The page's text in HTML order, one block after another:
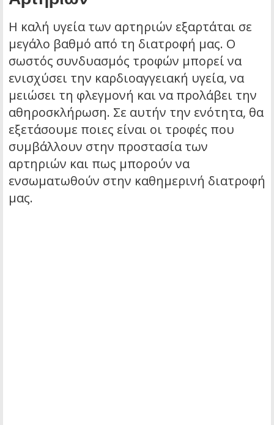
Η καλή υγεία των αρτηριών εξαρτάται σε
μεγάλο βαθμό από τη διατροφή μας. Ο
σωστός συνδυασμός τροφών μπορεί να
ενισχύσει την καρδιοαγγειακή υγεία, να
μειώσει τη φλεγμονή και να προλάβει την
αθηροσκλήρωση. Σε αυτήν την ενότητα, θα
εξετάσουμε ποιες είναι οι τροφές που
συμβάλλουν στην προστασία των
αρτηριών και πως μπορούν να
ενσωματωθούν στην καθημερινή διατροφή
μας.